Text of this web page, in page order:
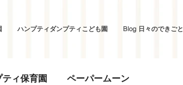
ハンプティダンプティこども園 Blog 日々のできごと
ィ保育園 ペーパームーン